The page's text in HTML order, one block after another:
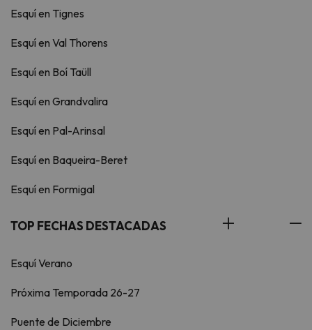
Esquí en Tignes
Esquí en Val Thorens
Esquí en Boí Taüll
Esquí en Grandvalira
Esquí en Pal-Arinsal
Esquí en Baqueira-Beret
Esquí en Formigal
TOP FECHAS DESTACADAS
Esquí Verano
Próxima Temporada 26-27
Puente de Diciembre